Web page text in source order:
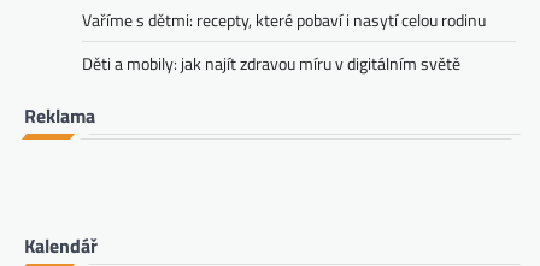
Vaříme s dětmi: recepty, které pobaví i nasytí celou rodinu
Děti a mobily: jak najít zdravou míru v digitálním světě
Reklama
Kalendář